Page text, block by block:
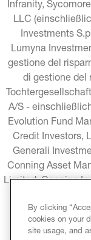
Infranity,
LLC
Investments
Lumyna
gestione del
di gestione del
A/S -
Evolution Fund
Credit Investors,
Generali
Conning Asset
Limited, Conning
RECHTLICHE
By clicking
cookies on your
site usage, and